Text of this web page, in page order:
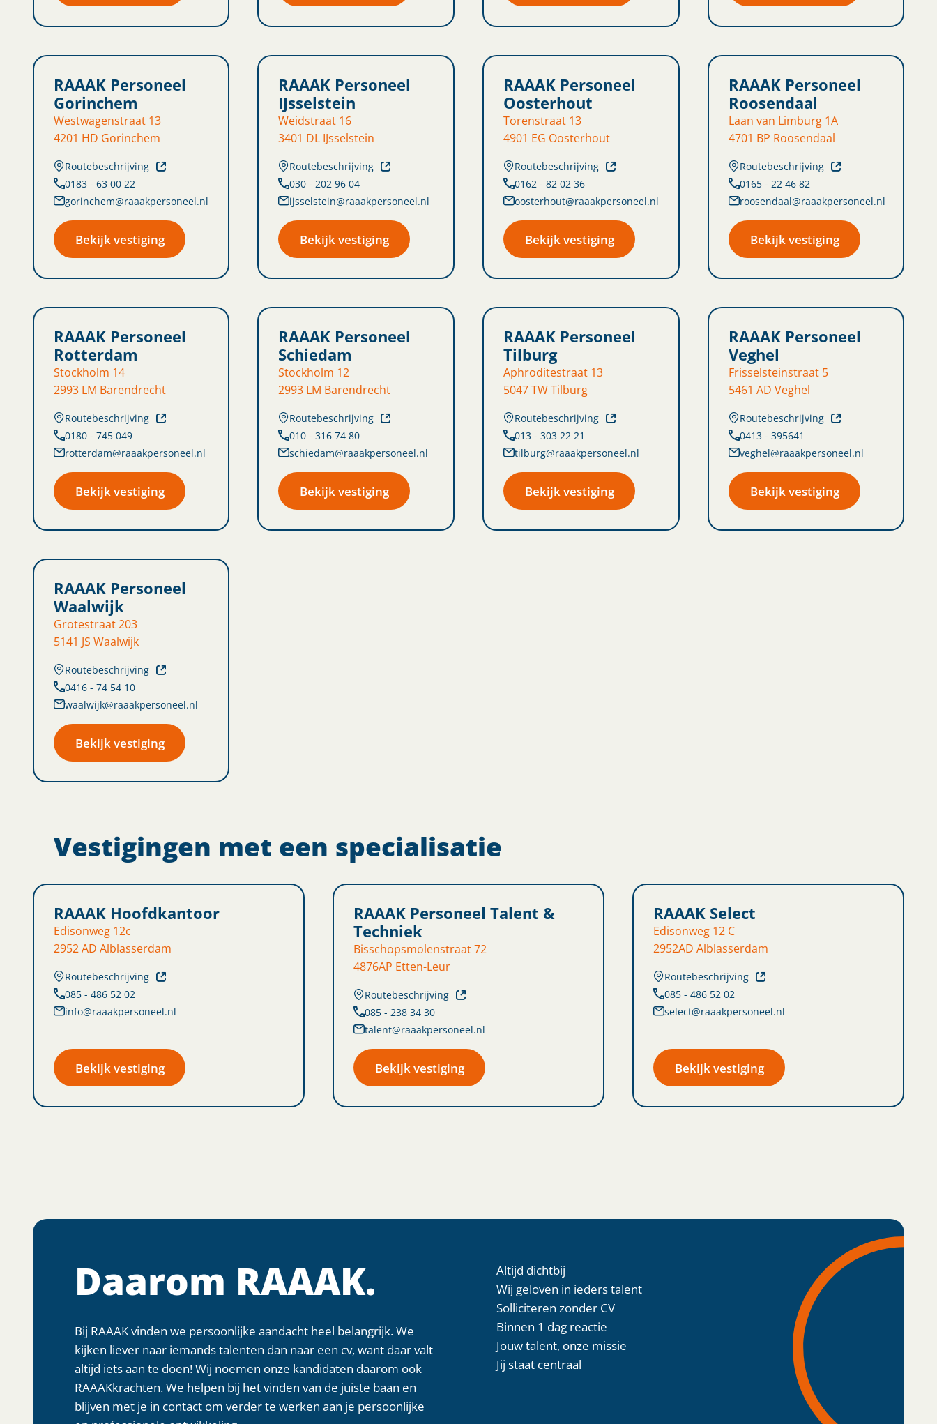
RAAAK Personeel
Gorinchem
Westwagenstraat 13
4201 HD Gorinchem
Routebeschrijving
0183 - 63 00 22
gorinchem@raaakpersoneel.nl
Bekijk vestiging
RAAAK Personeel
IJsselstein
Weidstraat 16
3401 DL IJsselstein
Routebeschrijving
030 - 202 96 04
ijsselstein@raaakpersoneel.nl
Bekijk vestiging
RAAAK Personeel
Oosterhout
Torenstraat 13
4901 EG Oosterhout
Routebeschrijving
0162 - 82 02 36
oosterhout@raaakpersoneel.nl
Bekijk vestiging
RAAAK Personeel
Roosendaal
Laan van Limburg 1A
4701 BP Roosendaal
Routebeschrijving
0165 - 22 46 82
roosendaal@raaakpersoneel.nl
Bekijk vestiging
RAAAK Personeel
Rotterdam
Stockholm 14
2993 LM Barendrecht
Routebeschrijving
0180 - 745 049
rotterdam@raaakpersoneel.nl
Bekijk vestiging
RAAAK Personeel
Schiedam
Stockholm 12
2993 LM Barendrecht
Routebeschrijving
010 - 316 74 80
schiedam@raaakpersoneel.nl
Bekijk vestiging
RAAAK Personeel
Tilburg
Aphroditestraat 13
5047 TW Tilburg
Routebeschrijving
013 - 303 22 21
tilburg@raaakpersoneel.nl
Bekijk vestiging
RAAAK Personeel
Veghel
Frisselsteinstraat 5
5461 AD Veghel
Routebeschrijving
0413 - 395641
veghel@raaakpersoneel.nl
Bekijk vestiging
RAAAK Personeel
Waalwijk
Grotestraat 203
5141 JS Waalwijk
Routebeschrijving
0416 - 74 54 10
waalwijk@raaakpersoneel.nl
Bekijk vestiging
Vestigingen met een specialisatie
RAAAK Hoofdkantoor
Edisonweg 12c
2952 AD Alblasserdam
Routebeschrijving
085 - 486 52 02
info@raaakpersoneel.nl
Bekijk vestiging
RAAAK Personeel Talent &
Techniek
Bisschopsmolenstraat 72
4876AP Etten-Leur
Routebeschrijving
085 - 238 34 30
talent@raaakpersoneel.nl
Bekijk vestiging
RAAAK Select
Edisonweg 12 C
2952AD Alblasserdam
Routebeschrijving
085 - 486 52 02
select@raaakpersoneel.nl
Bekijk vestiging
Daarom RAAAK.
Bij RAAAK vinden we persoonlijke aandacht heel belangrijk. We
kijken liever naar iemands talenten dan naar een cv, want daar valt
altijd iets aan te doen! Wij noemen onze kandidaten daarom ook
RAAAKkrachten. We helpen bij het vinden van de juiste baan en
blijven met je in contact om verder te werken aan je persoonlijke
Altijd dichtbij
Wij geloven in ieders talent
Solliciteren zonder CV
Binnen 1 dag reactie
Jouw talent, onze missie
Jij staat centraal